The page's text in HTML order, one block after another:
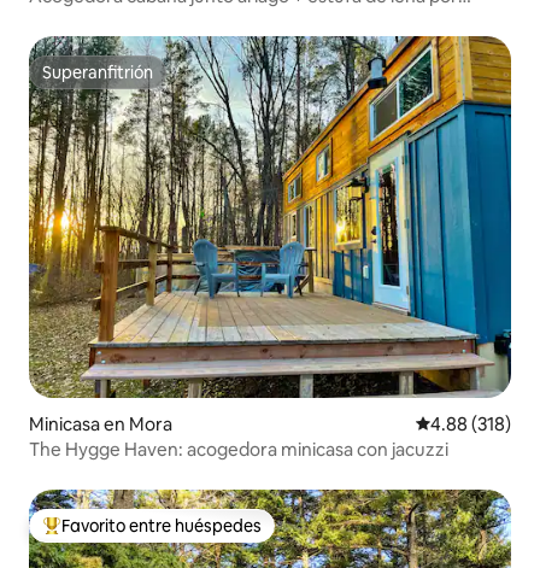
Superanfitrión
Superanfitrión
Minicasa en Mora Calificación
4.88 (318)
The Hygge Haven: acogedora minicasa con jacuzzi
Favorito entre huéspedes preferido
Favorito entre huéspedes